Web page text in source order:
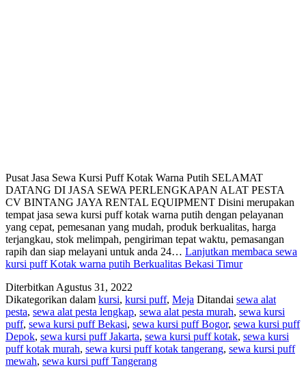
Pusat Jasa Sewa Kursi Puff Kotak Warna Putih SELAMAT
DATANG DI JASA SEWA PERLENGKAPAN ALAT PESTA
CV BINTANG JAYA RENTAL EQUIPMENT Disini merupakan
tempat jasa sewa kursi puff kotak warna putih dengan pelayanan
yang cepat, pemesanan yang mudah, produk berkualitas, harga
terjangkau, stok melimpah, pengiriman tepat waktu, pemasangan
rapih dan siap melayani untuk anda 24… Lanjutkan membaca sewa
kursi puff Kotak warna putih Berkualitas Bekasi Timur
DiterbitkanAgustus 31, 2022
Dikategorikan dalam kursi, kursi puff, Meja Ditandai sewa alat
pesta, sewa alat pesta lengkap, sewa alat pesta murah, sewa kursi
puff, sewa kursi puff Bekasi, sewa kursi puff Bogor, sewa kursi puff
Depok, sewa kursi puff Jakarta, sewa kursi puff kotak, sewa kursi
puff kotak murah, sewa kursi puff kotak tangerang, sewa kursi puff
mewah, sewa kursi puff Tangerang